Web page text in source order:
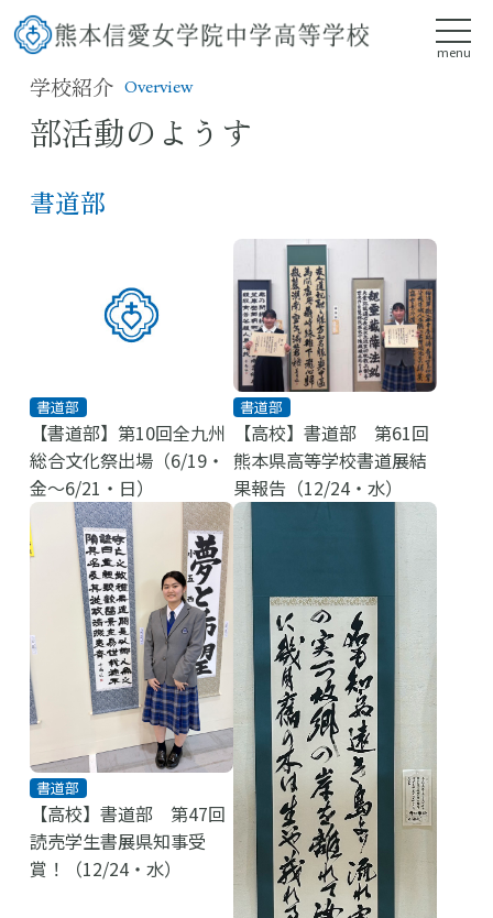
学校紹介 Overview
部活動のようす
書道部
書道部
【書道部】第10回全九州
総合文化祭出場（6/19・
金～6/21・日）
書道部
【高校】書道部 第61回
熊本県高等学校書道展結
果報告（12/24・水）
書道部
【高校】書道部 第47回
読売学生書展県知事受
賞！（12/24・水）
menu